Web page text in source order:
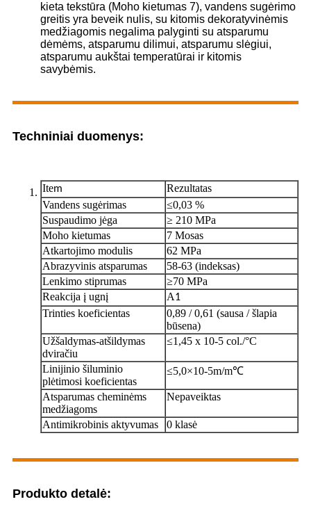
kieta tekstūra (Moho kietumas 7), vandens sugėrimo
greitis yra beveik nulis, su kitomis dekoratyvinėmis
medžiagomis negalima palyginti su atsparumu
dėmėms, atsparumu dilimui, atsparumu slėgiui,
atsparumu aukštai temperatūrai ir kitomis
savybėmis.
Techniniai duomenys:
Item
Rezultatas
Vandens sugėrimas
≤0,03 %
Suspaudimo jėga
≥ 210 MPa
Moho kietumas
7 Mosas
Atkartojimo modulis
62 MPa
Abrazyvinis atsparumas
58-63 (indeksas)
Lenkimo stiprumas
≥70 MPa
Reakcija į ugnį
A1
Trinties koeficientas
0,89 / 0,61 (sausa / šlapia
būsena)
Užšaldymas-atšildymas
dviračiu
≤1,45 x 10-5 col./°C
Linijinio šiluminio
plėtimosi koeficientas
≤5,0×10-5m/m℃
Atsparumas cheminėms
medžiagoms
Nepaveiktas
Antimikrobinis aktyvumas 0 klasė
Produkto detalė: